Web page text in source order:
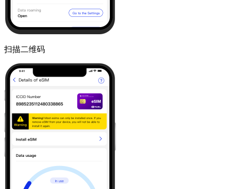
扫描二维码